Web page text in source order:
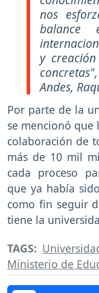
nos
balance
y
Andes,
Por parte de la
se mencionó que
colaboración de
más de 10 mil
cada proceso
que ya había
como fin seguir
tiene la
TAGS:
Ministerio de